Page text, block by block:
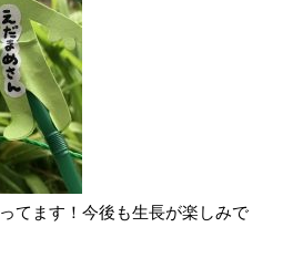
てます！今後も生長が楽しみで